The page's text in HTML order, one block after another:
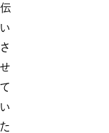
伝
い
さ
せ
て
い
た